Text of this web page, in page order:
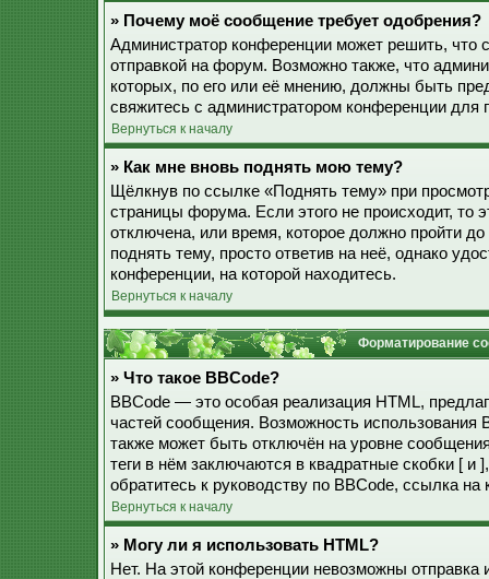
» Почему моё сообщение требует одобрения?
Администратор конференции может решить, что
отправкой на форум. Возможно также, что
которых, по его или её мнению, должны быть
свяжитесь с администратором конференции
Вернуться к началу
» Как мне вновь поднять мою тему?
Щёлкнув по ссылке «Поднять тему» при
страницы форума. Если этого не происходит, то
отключена, или время, которое должно пройти
поднять тему, просто ответив на неё, однако
конференции, на которой находитесь.
Вернуться к началу
Форматирование
» Что такое BBCode?
BBCode — это особая реализация HTML,
частей сообщения. Возможность использования
также может быть отключён на уровне
теги в нём заключаются в квадратные скобки [
обратитесь к руководству по BBCode, ссылка
Вернуться к началу
» Могу ли я использовать HTML?
Нет. На этой конференции невозможны